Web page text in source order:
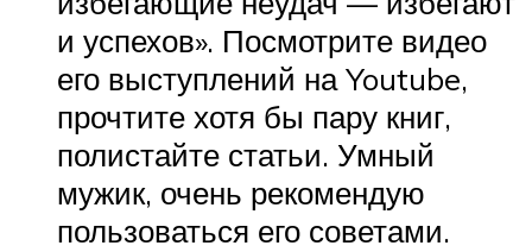
и успехов». Посмотрите видео
его выступлений на Youtube,
прочтите хотя бы пару книг,
полистайте статьи. Умный
мужик, очень рекомендую
пользоваться его советами.